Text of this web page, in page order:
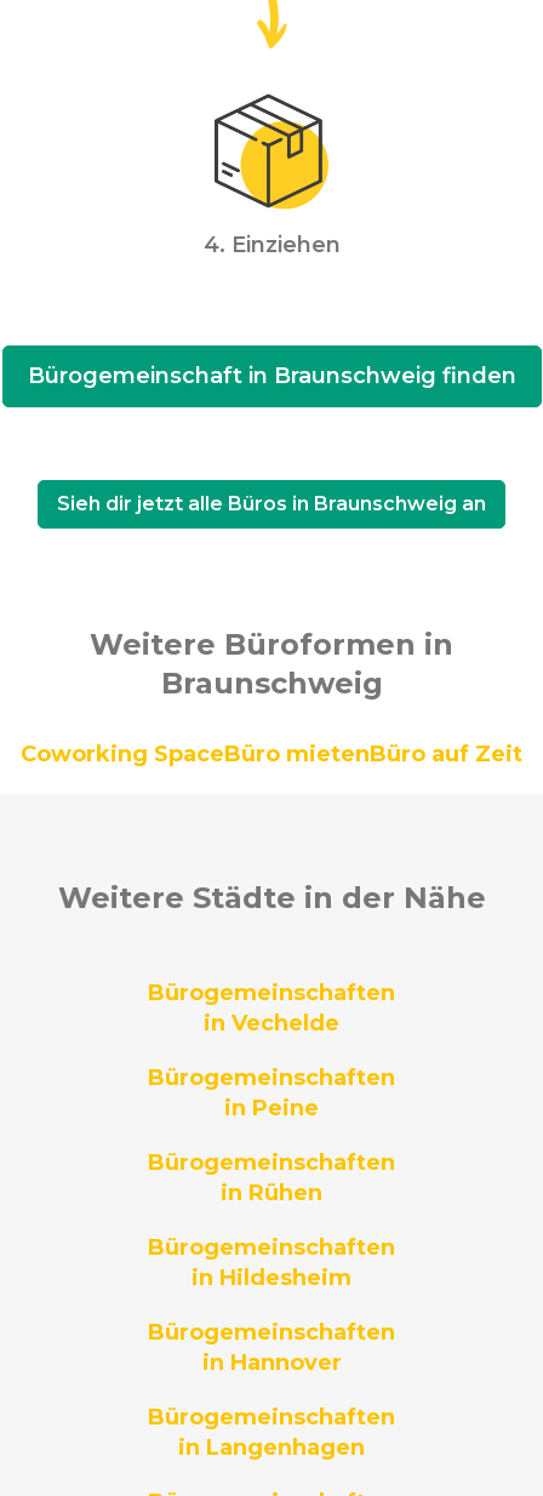
4. Einziehen
Bürogemeinschaft in Braunschweig finden
Sieh dir jetzt alle Büros in Braunschweig an
Weitere Büroformen in
Braunschweig
Coworking SpaceBüro mietenBüro auf Zeit
Weitere Städte in der Nähe
Bürogemeinschaften
in Vechelde
Bürogemeinschaften
in Peine
Bürogemeinschaften
in Rühen
Bürogemeinschaften
in Hildesheim
Bürogemeinschaften
in Hannover
Bürogemeinschaften
in Langenhagen